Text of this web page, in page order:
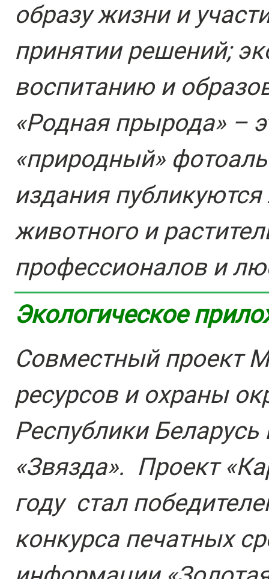
образу жизни и
принятии решений;
воспитанию и
«Родная прырода» –
«природный»
издания
животного и
профессионалов и
Экологическое
Совместный проект
ресурсов и охраны
Республики
«Звязда». Проект
году стал
конкурса печатных